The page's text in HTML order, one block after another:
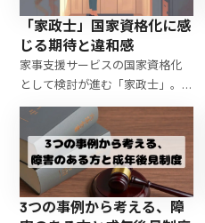
「家政士」国家資格化に感
じる期待と違和感
家事支援サービスの国家資格化
として検討が進む「家政士」。
既存の民間資格や介護福祉士等
との重複、合格率上昇と人材減
少という福祉資格の現状を踏ま
え、その行方を考察する。
3つの事例から考える、障